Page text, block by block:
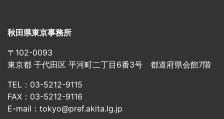
秋田県東京事務所
〒102-0093
東京都 千代田区 平河町二丁目6番3号 都道府県会館7階
TEL：03-5212-9115
FAX：03-5212-9116
E-mail：tokyo@pref.akita.lg.jp